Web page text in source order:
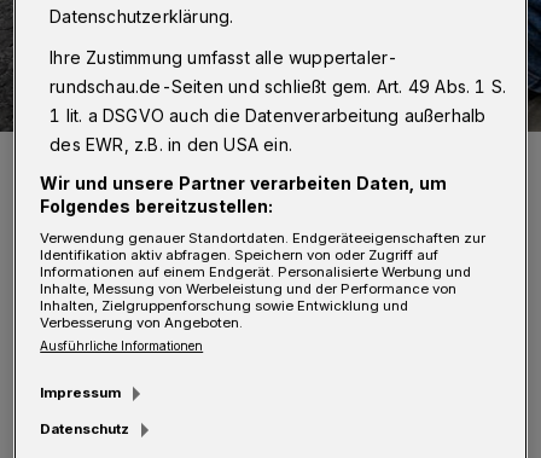
Einen Schritt nach vorne machen: Jugendliche haben die Chance
auf ein Azubi-Stipendium – egal, welchen Beruf sie ansteuern.
Foto: IG BAU/Alireza Khalili
I hnen winken mit dem Stipendium 300
Euro pro Monat – und das drei Jahre lang,
so die IG BAU Düsseldorf. Wer sich bewerben
Datenschutzerklärung.
Ihre Zustimmung umfasst alle wuppertaler-
rundschau.de-Seiten und schließt gem. Art. 49 Abs. 1 S.
1 lit. a DSGVO auch die Datenverarbeitung außerhalb
des EWR, z.B. in den USA ein.
Wir und unsere Partner verarbeiten Daten, um
Folgendes bereitzustellen:
Verwendung genauer Standortdaten. Endgeräteeigenschaften zur
Identifikation aktiv abfragen. Speichern von oder Zugriff auf
Informationen auf einem Endgerät. Personalisierte Werbung und
Inhalte, Messung von Werbeleistung und der Performance von
Inhalten, Zielgruppenforschung sowie Entwicklung und
Verbesserung von Angeboten.
Ausführliche Informationen
Impressum
Datenschutz